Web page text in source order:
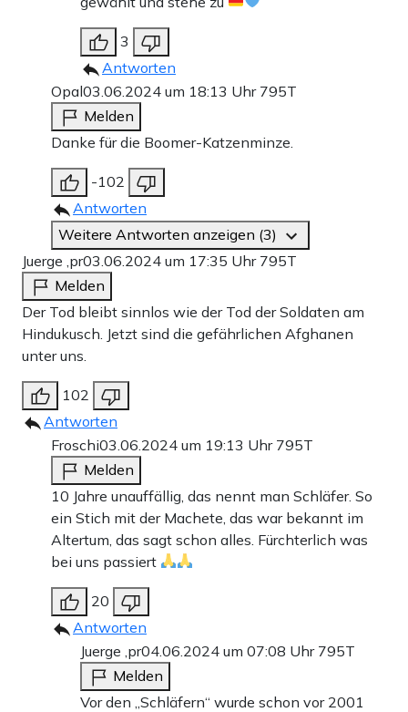
3
Antworten
Opal03.06.2024 um 18:13 Uhr 795T
Melden
Danke für die Boomer-Katzenminze.
-102
Antworten
Weitere Antworten anzeigen (3)
Juerge ,pr03.06.2024 um 17:35 Uhr 795T
Melden
Der Tod bleibt sinnlos wie der Tod der Soldaten am
Hindukusch. Jetzt sind die gefährlichen Afghanen
unter uns.
102
Antworten
Froschi03.06.2024 um 19:13 Uhr 795T
Melden
10 Jahre unauffällig, das nennt man Schläfer. So
ein Stich mit der Machete, das war bekannt im
Altertum, das sagt schon alles. Fürchterlich was
bei uns passiert
20
Antworten
Juerge ,pr04.06.2024 um 07:08 Uhr 795T
Melden
Vor den „Schläfern“ wurde schon vor 2001